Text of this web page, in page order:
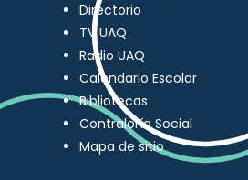
Directorio
TV UAQ
Radio UAQ
Calendario Escolar
Bibliotecas
Contraloría Social
Mapa de sitio